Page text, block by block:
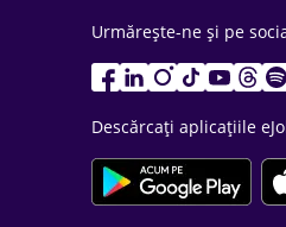
Urmărește-ne și pe
Descărcați aplicațiile